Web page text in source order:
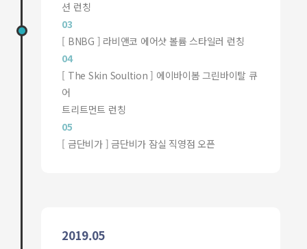
션 런칭
03
[ BNBG ] 라비앤코 에어샷 볼륨 스타일러 런칭
04
[ The Skin Soultion ] 에이바이봄 그린바이탈 큐
어
트리트먼트 런칭
05
[ 금단비가 ] 금단비가 잠실 직영점 오픈
2019.05